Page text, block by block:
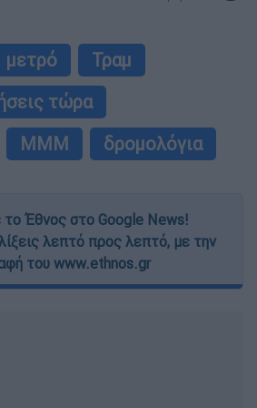
μετρό
Τραμ
τώρα
ΜΜΜ δρομολόγια
Έθνος στο Google News!
λεπτό προς λεπτό, με την
του www.ethnos.gr